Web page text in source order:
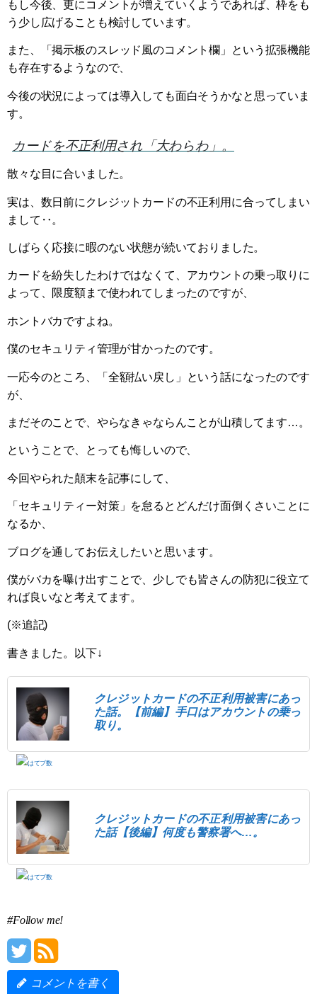
もし今後、更にコメントが増えていくようであれば、枠をも
う少し広げることも検討しています。
また、「掲示板のスレッド風のコメント欄」という拡張機能
も存在するようなので、
今後の状況によっては導入しても面白そうかなと思っていま
す。
カードを不正利用され「大わらわ」。
散々な目に合いました。
実は、数日前にクレジットカードの不正利用に合ってしまい
まして‥。
しばらく応接に暇のない状態が続いておりました。
カードを紛失したわけではなくて、アカウントの乗っ取りに
よって、限度額まで使われてしまったのですが、
ホントバカですよね。
僕のセキュリティ管理が甘かったのです。
一応今のところ、「全額払い戻し」という話になったのです
が、
まだそのことで、やらなきゃならんことが山積してます…。
ということで、とっても悔しいので、
今回やられた顛末を記事にして、
「セキュリティー対策」を怠るとどんだけ面倒くさいことに
なるか、
ブログを通してお伝えしたいと思います。
僕がバカを曝け出すことで、少しでも皆さんの防犯に役立て
れば良いなと考えてます。
(※追記)
書きました。以下↓
クレジットカードの不正利用被害にあっ
た話。【前編】手口はアカウントの乗っ
取り。
クレジットカードの不正利用被害にあっ
た話【後編】何度も警察署へ…。
#Follow me!
コメントを書く